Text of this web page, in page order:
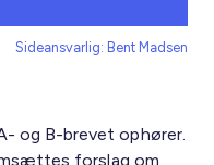
Sideansvarlig: Bent Madsen
og B-brevet ophører.
forslag om